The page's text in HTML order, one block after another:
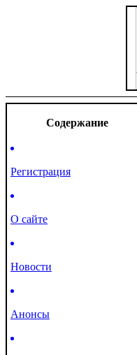
Cодержание
Регистрация
О сайте
Новости
Анонсы